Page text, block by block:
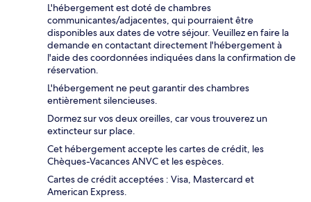
L'hébergement est doté de chambres
communicantes/adjacentes, qui pourraient être
disponibles aux dates de votre séjour. Veuillez en faire la
demande en contactant directement l'hébergement à
l'aide des coordonnées indiquées dans la confirmation de
réservation.
L'hébergement ne peut garantir des chambres
entièrement silencieuses.
Dormez sur vos deux oreilles, car vous trouverez un
extincteur sur place.
Cet hébergement accepte les cartes de crédit, les
Chèques-Vacances ANVC et les espèces.
Cartes de crédit acceptées : Visa, Mastercard et
American Express.